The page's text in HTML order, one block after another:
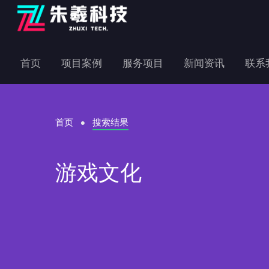
首页 项目案例 服务项目 新闻资讯 联系
首页 搜索结果
游戏文化